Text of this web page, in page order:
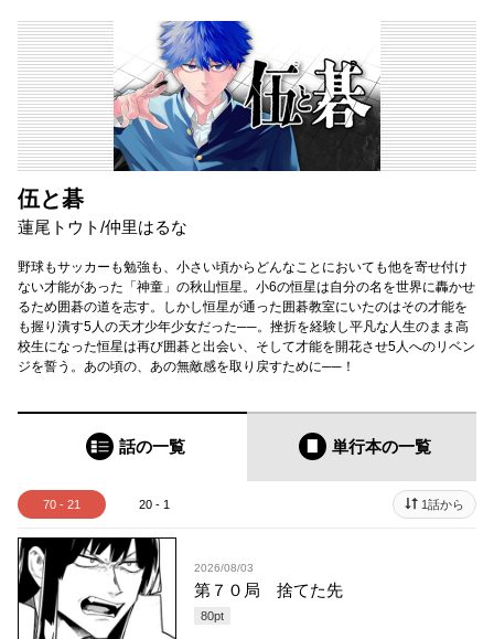
伍と碁
蓮尾トウト/仲里はるな
野球もサッカーも勉強も、小さい頃からどんなことにおいても他を寄せ付け
ない才能があった「神童」の秋山恒星。小6の恒星は自分の名を世界に轟かせ
るため囲碁の道を志す。しかし恒星が通った囲碁教室にいたのはその才能を
も握り潰す5人の天才少年少女だった──。挫折を経験し平凡な人生のまま高
校生になった恒星は再び囲碁と出会い、そして才能を開花させ5人へのリベン
ジを誓う。あの頃の、あの無敵感を取り戻すために──！
話の一覧 単行本の一覧
70 - 21 20 - 1 1話から
2026/08/03
第７０局 捨てた先
80pt